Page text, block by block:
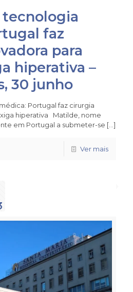
faz
para
hiperativa –
30 junho
Portugal faz cirurgia
hiperativa Matilde, nome
em Portugal a submeter-se […]
Ver mais